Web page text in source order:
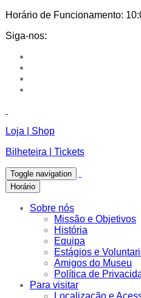
Horário de Funcionamento:
Siga-nos:
Loja | Shop
Bilheteira | Tickets
Toggle navigation
Horário
Sobre nós
Missão e Objetivos
História
Equipa
Estágios e
Amigos do Museu
Política de
Para visitar
Localização e